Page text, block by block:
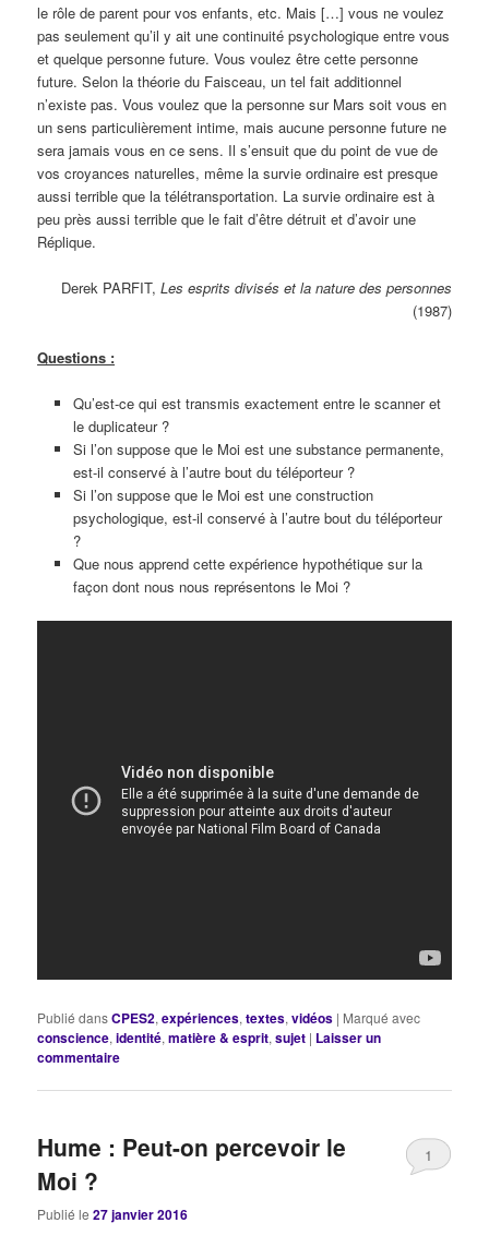
le rôle de parent pour vos enfants, etc. Mais […] vous ne voulez
pas seulement qu’il y ait une continuité psychologique entre vous
et quelque personne future. Vous voulez être cette personne
future. Selon la théorie du Faisceau, un tel fait additionnel
n’existe pas. Vous voulez que la personne sur Mars soit vous en
un sens particulièrement intime, mais aucune personne future ne
sera jamais vous en ce sens. Il s’ensuit que du point de vue de
vos croyances naturelles, même la survie ordinaire est presque
aussi terrible que la télétransportation. La survie ordinaire est à
peu près aussi terrible que le fait d’être détruit et d’avoir une
Réplique.
Derek PARFIT, Les esprits divisés et la nature des personnes
(1987)
Questions :
Qu’est-ce qui est transmis exactement entre le scanner et
le duplicateur ?
Si l’on suppose que le Moi est une substance permanente,
est-il conservé à l’autre bout du téléporteur ?
Si l’on suppose que le Moi est une construction
psychologique, est-il conservé à l’autre bout du téléporteur
?
Que nous apprend cette expérience hypothétique sur la
façon dont nous nous représentons le Moi ?
Publié dansCPES2,expériences,textes,vidéos | Marqué avec
conscience,identité,matière & esprit,sujet | Laisser un
commentaire
Hume : Peut-on percevoir le
Moi ?
Publié le27 janvier 2016
1